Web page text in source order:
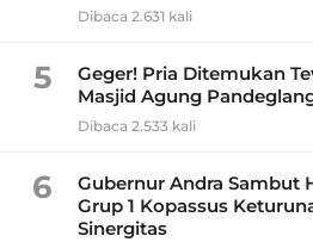
Dibaca 2.631 kali
5
Geger! Pria Ditemukan
Masjid Agung
Dibaca 2.533 kali
6
Gubernur Andra Sambut
Grup 1 Kopassus
Sinergitas